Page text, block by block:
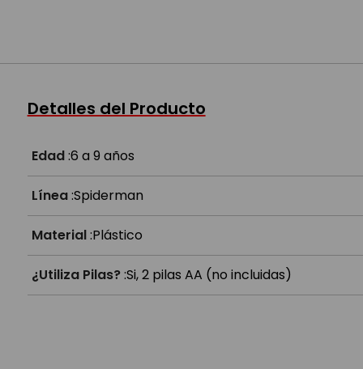
Detalles del Producto
Edad:6 a 9 años
Línea:Spiderman
Material:Plástico
¿Utiliza Pilas?:Si, 2 pilas AA (no incluidas)